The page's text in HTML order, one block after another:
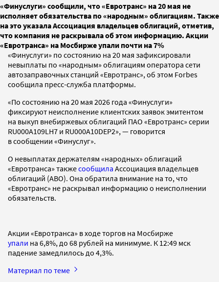
«Финуслуги» сообщили, что «Евротранс» на 20 мая не
исполняет обязательства по «народным» облигациям. Также
на это указала Ассоциация владельцев облигаций, отметив,
что компания не раскрывала об этом информацию. Акции
«Евротранса» на Мосбирже упали почти на 7%
«Финуслуги» по состоянию на 20 мая зафиксировали
невыплаты по «народным» облигациям оператора сети
автозаправочных станций «Евротранс», об этом Forbes
сообщила пресс-служба платформы.
«По состоянию на 20 мая 2026 года «Финуслуги»
фиксируют неисполнение клиентских заявок эмитентом
на выкуп внебиржевых облигаций ПАО «Евротранс» серии
RU000A109LH7 и RU000A10DEP2», — говорится
в сообщении «Финуслуг».
О невыплатах держателям «народных» облигаций
«Евротранса» такжесообщила Ассоциация владельцев
облигаций (АВО). Она обратила внимание на то, что
«Евротранс» не раскрывал информацию о неисполнении
обязательств.
Акции «Евротранса» в ходе торгов на Мосбирже
упали на 6,8%, до 68 рублей на минимуме. К 12:49 мск
падение замедлилось до 4,3%.
Материал по теме